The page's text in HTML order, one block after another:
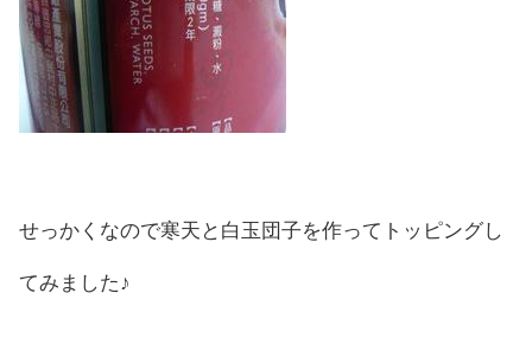
せっかくなので寒天と白玉団子を作ってトッピングし
てみました♪